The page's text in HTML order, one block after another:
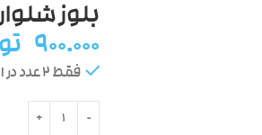
بلوز
۹۰۰.۰۰۰
فقط 2 عدد در انبار موجود است